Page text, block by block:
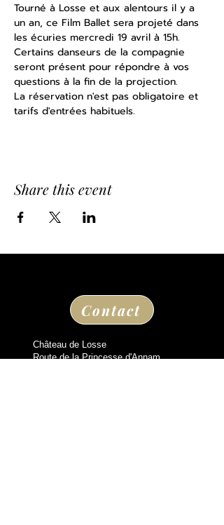
Tourné à Losse et aux alentours il y a
un an, ce Film Ballet sera projeté dans
les écuries mercredi 19 avril à 15h.
Certains danseurs de la compagnie
seront présent pour répondre à vos
questions à la fin de la projection.
La réservation n'est pas obligatoire et
tarifs d'entrées habituels.
Share this event
Contact
Château de Losse
Route de la Princesse d'Annam